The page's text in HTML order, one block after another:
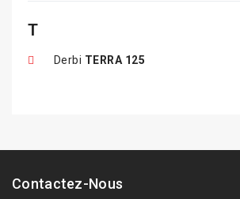
T
Derbi TERRA 125
Contactez-Nous